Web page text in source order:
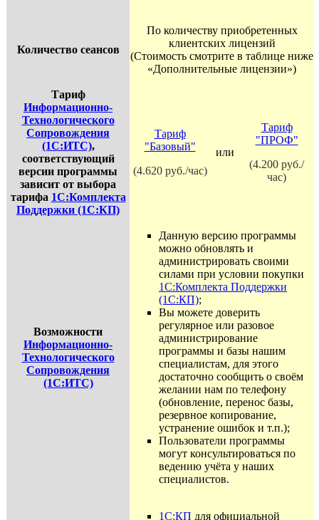
Количество сеансов
По количеству приобретенных
клиентских лицензий
(Стоимость смотрите в таблице ниже
«Дополнительные лицензии»)
Тариф
Информационно-
Технологического
Сопровождения
(1С:ИТС),
соответствующий
версии программы
зависит от выбора
тарифа 1С:Комплекта
Поддержки (1С:КП)
Тариф
"Базовый"
(4.620 руб./час)
или
Тариф
"ПРОФ"
(4.200 руб./
час)
Возможности
Информационно-
Технологического
Сопровождения
(1С:ИТС)
Данную версию программы
можно обновлять и
администрировать своими
силами при условии покупки
1С:Комплекта Поддержки
(1С:КП);
Вы можете доверить
регулярное или разовое
администрирование
программы и базы нашим
специалистам, для этого
достаточно сообщить о своём
желании нам по телефону
(обновление, перенос базы,
резервное копирование,
устранение ошибок и т.п.);
Пользователи программы
могут консультироваться по
ведению учёта у наших
специалистов.
1С:КП для официальной